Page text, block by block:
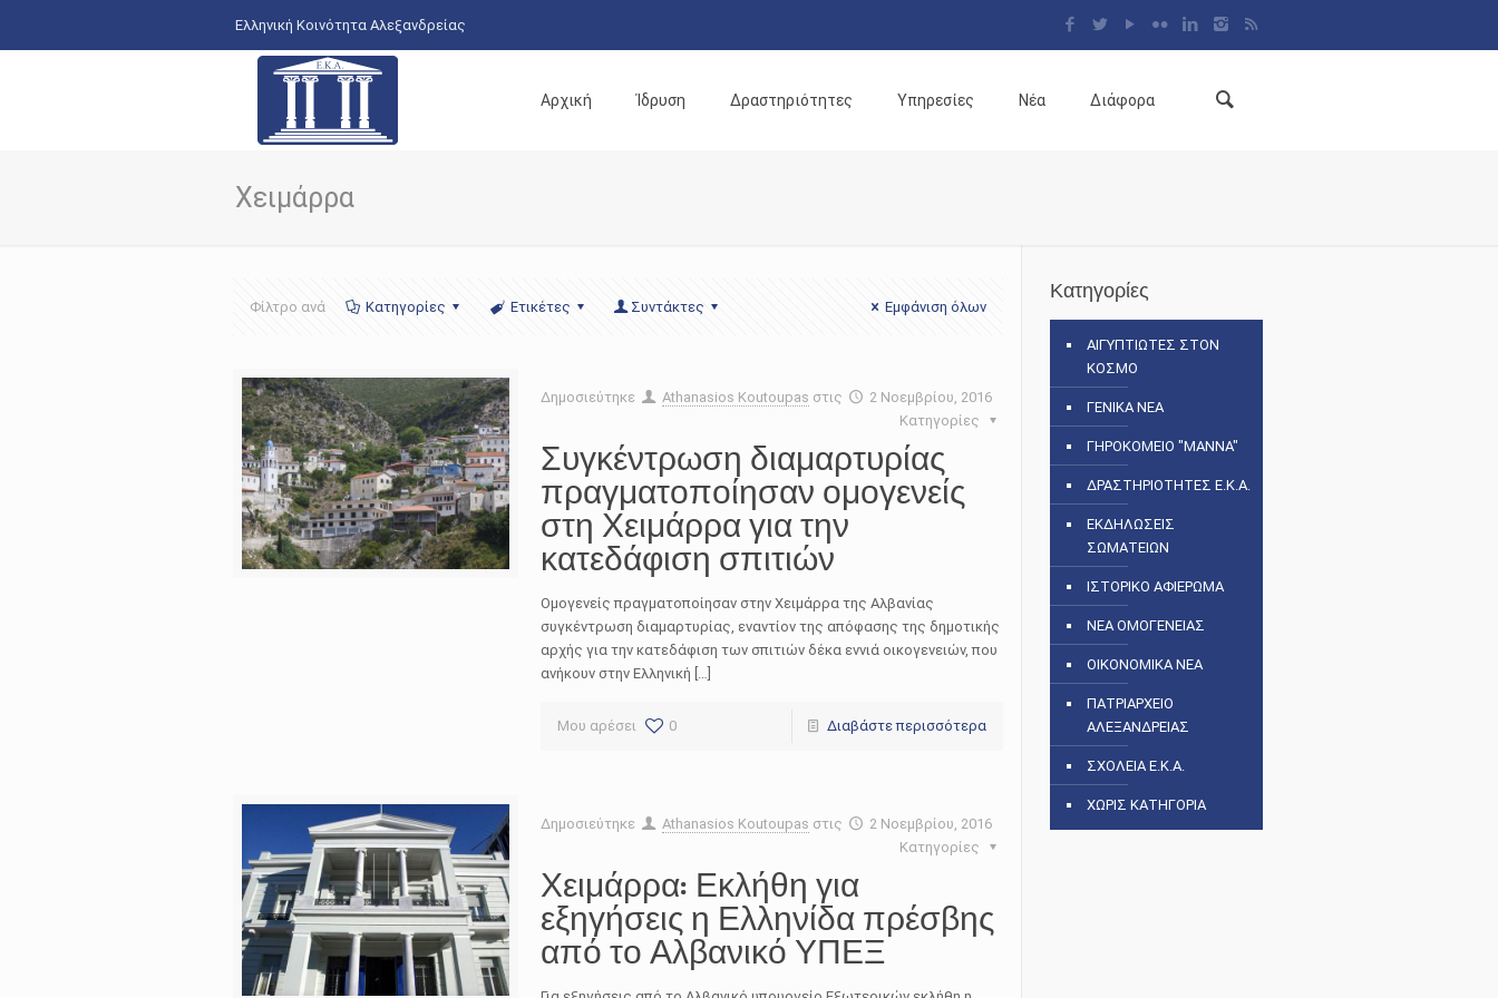
Ελληνική Κοινότητα Αλεξανδρείας
Αρχική Ίδρυση Δραστηριότητες Υπηρεσίες Νέα Διάφορα
Χειμάρρα
Φίλτρο ανά Κατηγορίες Ετικέτες Συντάκτες Εμφάνιση όλων
Δημοσιεύτηκε Athanasios Koutoupas στις
2 Νοεμβρίου, 2016
Κατηγορίες
Συγκέντρωση διαμαρτυρίας
πραγματοποίησαν ομογενείς
στη Χειμάρρα για την
κατεδάφιση σπιτιών
Ομογενείς πραγματοποίησαν στην Χειμάρρα της Αλβανίας
συγκέντρωση διαμαρτυρίας, εναντίον της απόφασης της δημοτικής
αρχής για την κατεδάφιση των σπιτιών δέκα εννιά οικογενειών, που
ανήκουν στην Ελληνική […]
Μου αρέσει 0 Διαβάστε περισσότερα
Δημοσιεύτηκε Athanasios Koutoupas στις
2 Νοεμβρίου, 2016
Κατηγορίες
Χειμάρρα: Εκλήθη για
εξηγήσεις η Ελληνίδα πρέσβης
από το Αλβανικό ΥΠΕΞ
Κατηγορίες
ΑΙΓΥΠΤΙΩΤΕΣ ΣΤΟΝ
ΚΟΣΜΟ
ΓΕΝΙΚΑ ΝΕΑ
ΓΗΡΟΚΟΜΕΙΟ "ΜΑΝΝΑ"
ΔΡΑΣΤΗΡΙΟΤΗΤΕΣ Ε.Κ.Α.
ΕΚΔΗΛΩΣΕΙΣ
ΣΩΜΑΤΕΙΩΝ
ΙΣΤΟΡΙΚΟ ΑΦΙΕΡΩΜΑ
ΝΕΑ ΟΜΟΓΕΝΕΙΑΣ
ΟΙΚΟΝΟΜΙΚΑ ΝΕΑ
ΠΑΤΡΙΑΡΧΕΙΟ
ΑΛΕΞΑΝΔΡΕΙΑΣ
ΣΧΟΛΕΙΑ Ε.Κ.Α.
ΧΩΡΙΣ ΚΑΤΗΓΟΡΙΑ